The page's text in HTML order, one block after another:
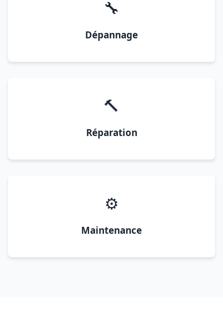
🔧
Dépannage
🔨
Réparation
⚙️
Maintenance